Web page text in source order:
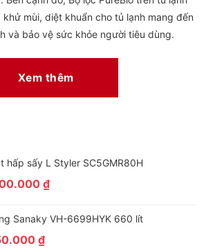
mùi, diệt khuẩn cho tủ lạnh mang đến
và bảo vệ sức khỏe người tiêu dùng.
bảo quản thịt cá hiệu quả
Xem thêm
hấp sấy L Styler SC5GMR80H
₫
Sanaky VH-6699HYK 660 lít
₫